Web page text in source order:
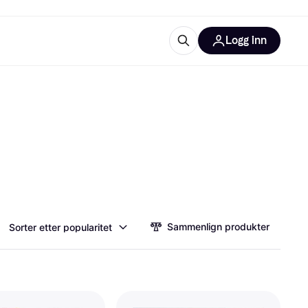
Logg inn
Sorter etter popularitet Sammenlign produkter